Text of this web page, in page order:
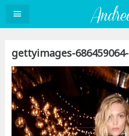
Sari
conținut
gettyimages-686459064-